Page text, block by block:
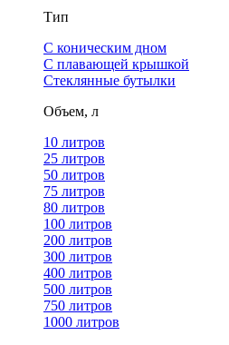
Тип
С коническим дном
С плавающей крышкой
Стеклянные бутылки
Объем, л
10 литров
25 литров
50 литров
75 литров
80 литров
100 литров
200 литров
300 литров
400 литров
500 литров
750 литров
1000 литров